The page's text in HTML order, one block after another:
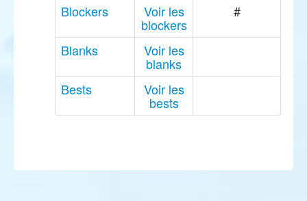
Blockers Voir les
blockers
#
Blanks Voir les
blanks
Bests
Voir les
bests